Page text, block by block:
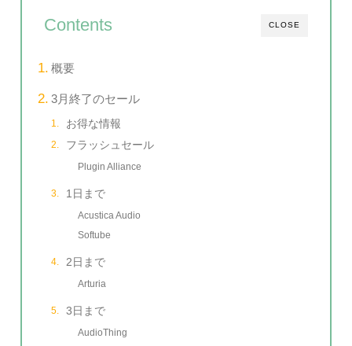
CLOSE
Contents
概要
3月終了のセール
お得な情報
フラッシュセール
Plugin Alliance
1日まで
Acustica Audio
Softube
2日まで
Arturia
3日まで
AudioThing